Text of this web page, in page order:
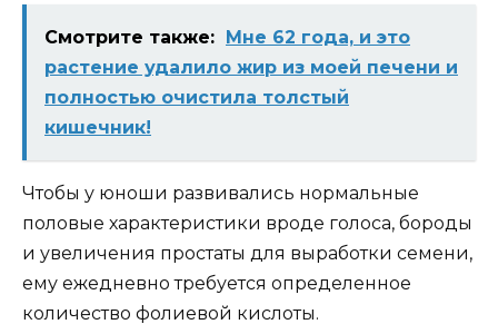
Смотрите также: Мне 62 года, и это
растение удалило жир из моей печени и
полностью очистила толстый
кишечник!
Чтобы у юноши развивались нормальные
половые характеристики вроде голоса, бороды
и увеличения простаты для выработки семени,
ему ежедневно требуется определенное
количество фолиевой кислоты.